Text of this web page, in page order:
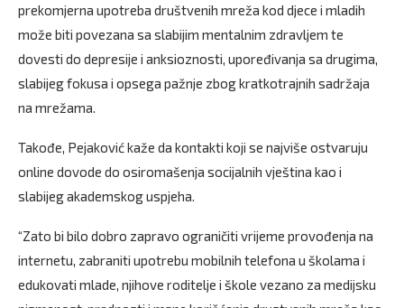
prekomjerna upotreba društvenih mreža kod djece i mladih
može biti povezana sa slabijim mentalnim zdravljem te
dovesti do depresije i anksioznosti, upoređivanja sa drugima,
slabijeg fokusa i opsega pažnje zbog kratkotrajnih sadržaja
na mrežama.
Takođe, Pejaković kaže da kontakti koji se najviše ostvaruju
online dovode do osiromašenja socijalnih vještina kao i
slabijeg akademskog uspjeha.
“Zato bi bilo dobro zapravo ograničiti vrijeme provođenja na
internetu, zabraniti upotrebu mobilnih telefona u školama i
edukovati mlade, njihove roditelje i škole vezano za medijsku